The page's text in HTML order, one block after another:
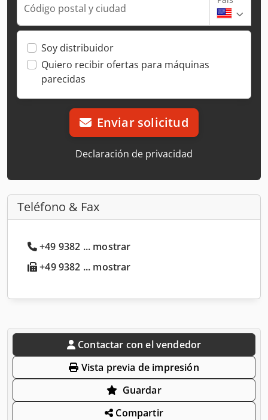
Código postal y ciudad
Soy distribuidor
Quiero recibir ofertas para máquinas
parecidas
Enviar solicitud
Declaración de privacidad
Teléfono & Fax
+49 9382 ... mostrar
+49 9382 ... mostrar
Contactar con el vendedor
Vista previa de impresión
Guardar
Compartir